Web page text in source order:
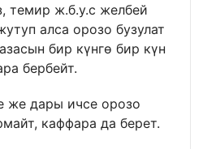
темир ж.б.у.с желбей
алса орозо бузулат
бир күнгө бир күн
бербейт.
же дары ичсе орозо
каффара да берет.